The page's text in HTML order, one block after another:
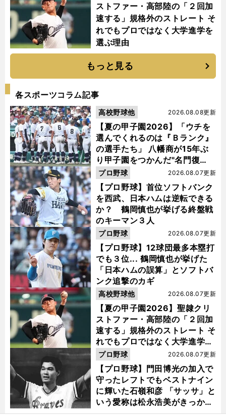
ストファー・高部陸の「２回加
速する」規格外のストレート そ
れでもプロではなく大学進学を
選ぶ理由
もっと見る
各スポーツコラム記事
【夏の甲子園2026】「ウチを
選んでくれるのは『Ｂランク』
の選手たち」 八幡商が15年ぶ
り甲子園をつかんだ"名門復
活"の舞台裏
2026.08.08更新
高校野球他
【プロ野球】首位ソフトバンク
を西武、日本ハムは逆転できる
か？ 鶴岡慎也が挙げる終盤戦
のキーマン３人
2026.08.07更新
プロ野球
【プロ野球】12球団最多本塁打
でも３位... 鶴岡慎也が挙げた
「日本ハムの誤算」とソフトバ
ンク追撃のカギ
2026.08.07更新
プロ野球
【夏の甲子園2026】聖隷クリ
ストファー・高部陸の「２回加
速する」規格外のストレート そ
れでもプロではなく大学進学を
選ぶ理由
2026.08.07更新
高校野球他
【プロ野球】門田博光の加入で
守ったレフトでもベストナイン
に輝いた石嶺和彦 「サッサ」と
いう愛称は松永浩美がきっか
け？
2026.08.07更新
プロ野球